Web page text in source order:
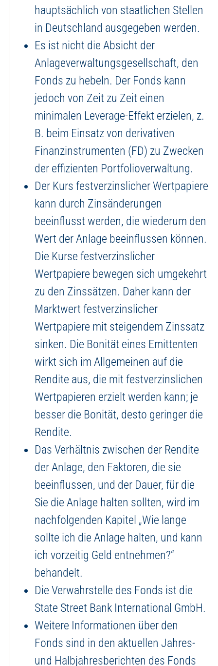
hauptsächlich von staatlichen Stellen
in Deutschland ausgegeben werden.
Es ist nicht die Absicht der
Anlageverwaltungsgesellschaft, den
Fonds zu hebeln. Der Fonds kann
jedoch von Zeit zu Zeit einen
minimalen Leverage-Effekt erzielen, z.
B. beim Einsatz von derivativen
Finanzinstrumenten (FD) zu Zwecken
der effizienten Portfolioverwaltung.
Der Kurs festverzinslicher Wertpapiere
kann durch Zinsänderungen
beeinflusst werden, die wiederum den
Wert der Anlage beeinflussen können.
Die Kurse festverzinslicher
Wertpapiere bewegen sich umgekehrt
zu den Zinssätzen. Daher kann der
Marktwert festverzinslicher
Wertpapiere mit steigendem Zinssatz
sinken. Die Bonität eines Emittenten
wirkt sich im Allgemeinen auf die
Rendite aus, die mit festverzinslichen
Wertpapieren erzielt werden kann; je
besser die Bonität, desto geringer die
Rendite.
Das Verhältnis zwischen der Rendite
der Anlage, den Faktoren, die sie
beeinflussen, und der Dauer, für die
Sie die Anlage halten sollten, wird im
nachfolgenden Kapitel „Wie lange
sollte ich die Anlage halten, und kann
ich vorzeitig Geld entnehmen?“
behandelt.
Die Verwahrstelle des Fonds ist die
State Street Bank International GmbH.
Weitere Informationen über den
Fonds sind in den aktuellen Jahres-
und Halbjahresberichten des Fonds